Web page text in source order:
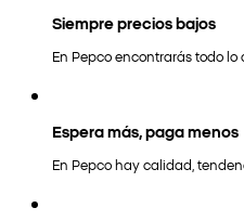
Siempre precios bajos
En Pepco encontrarás todo lo
Espera más, paga menos
En Pepco hay calidad,